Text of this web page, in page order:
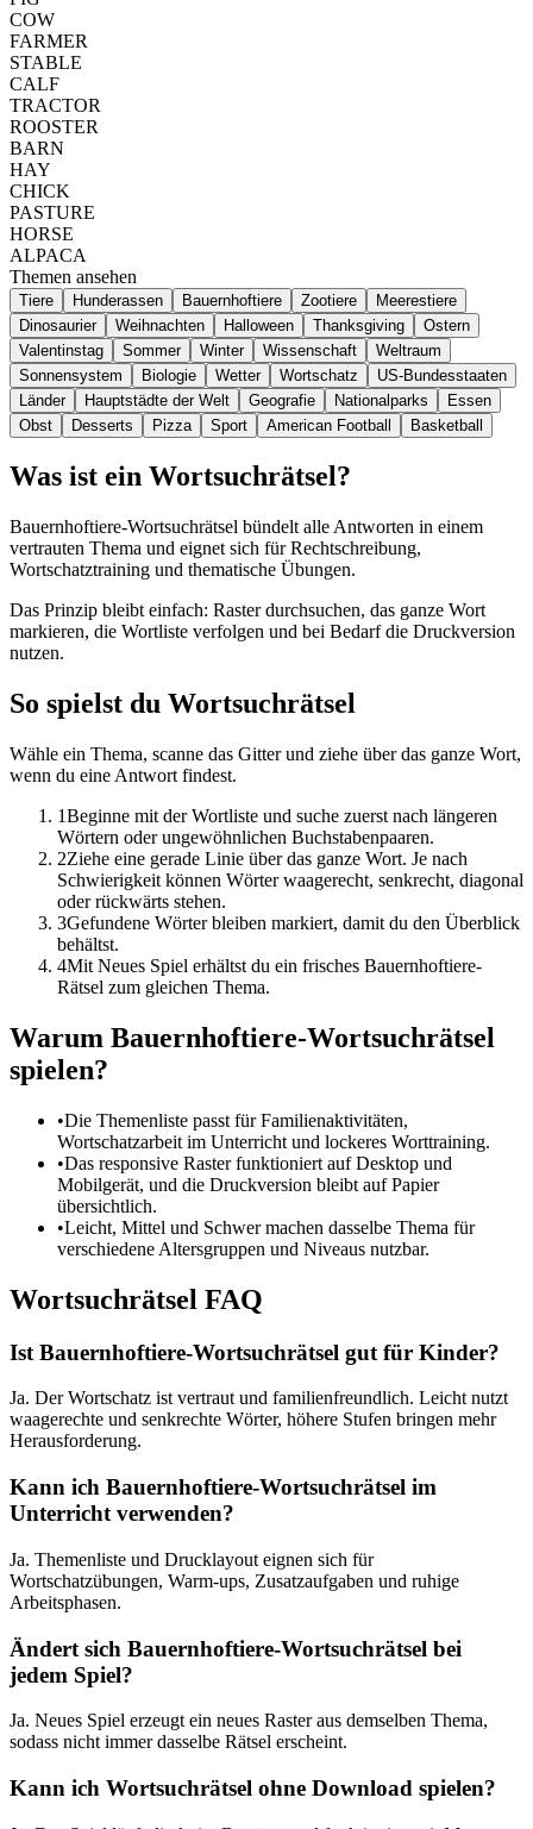
COW
FARMER
STABLE
CALF
TRACTOR
ROOSTER
BARN
HAY
CHICK
PASTURE
HORSE
ALPACA
Themen ansehen
Tiere Hunderassen Bauernhoftiere Zootiere
Meerestiere
Dinosaurier
Weihnachten Halloween Thanksgiving
Ostern
Valentinstag
Sommer Winter Wissenschaft
Weltraum
Sonnensystem
Biologie Wetter Wortschatz
US-Bundesstaaten
Länder
Hauptstädte der Welt Geografie Nationalparks
Essen
Obst
Desserts Pizza Sport American Football Basketball
Was ist ein Wortsuchrätsel?
Bauernhoftiere-Wortsuchrätsel bündelt alle Antworten in einem
vertrauten Thema und eignet sich für Rechtschreibung,
Wortschatztraining und thematische Übungen.
Das Prinzip bleibt einfach: Raster durchsuchen, das ganze Wort
markieren, die Wortliste verfolgen und bei Bedarf die Druckversion
nutzen.
So spielst du Wortsuchrätsel
Wähle ein Thema, scanne das Gitter und ziehe über das ganze Wort,
wenn du eine Antwort findest.
1Beginne mit der Wortliste und suche zuerst nach längeren
Wörtern oder ungewöhnlichen Buchstabenpaaren.
2Ziehe eine gerade Linie über das ganze Wort. Je nach
Schwierigkeit können Wörter waagerecht, senkrecht, diagonal
oder rückwärts stehen.
3Gefundene Wörter bleiben markiert, damit du den Überblick
behältst.
4Mit Neues Spiel erhältst du ein frisches Bauernhoftiere-
Rätsel zum gleichen Thema.
Warum Bauernhoftiere-Wortsuchrätsel
spielen?
•Die Themenliste passt für Familienaktivitäten,
Wortschatzarbeit im Unterricht und lockeres Worttraining.
•Das responsive Raster funktioniert auf Desktop und
Mobilgerät, und die Druckversion bleibt auf Papier
übersichtlich.
•Leicht, Mittel und Schwer machen dasselbe Thema für
verschiedene Altersgruppen und Niveaus nutzbar.
Wortsuchrätsel FAQ
Ist Bauernhoftiere-Wortsuchrätsel gut für Kinder?
Ja. Der Wortschatz ist vertraut und familienfreundlich. Leicht nutzt
waagerechte und senkrechte Wörter, höhere Stufen bringen mehr
Herausforderung.
Kann ich Bauernhoftiere-Wortsuchrätsel im
Unterricht verwenden?
Ja. Themenliste und Drucklayout eignen sich für
Wortschatzübungen, Warm-ups, Zusatzaufgaben und ruhige
Arbeitsphasen.
Ändert sich Bauernhoftiere-Wortsuchrätsel bei
jedem Spiel?
Ja. Neues Spiel erzeugt ein neues Raster aus demselben Thema,
sodass nicht immer dasselbe Rätsel erscheint.
Kann ich Wortsuchrätsel ohne Download spielen?